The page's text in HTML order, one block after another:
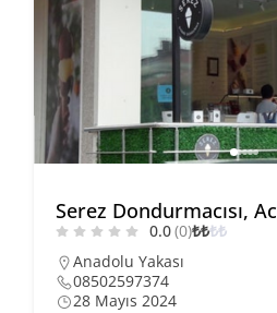
Serez Dondurmacısı,
0.0(0)₺₺₺₺
Anadolu Yakası
08502597374
28 Mayıs 2024